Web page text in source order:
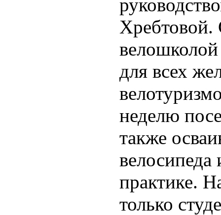
Хребтовой.
велошколой
для всех
неделю
также
велосипеда
практике.
только